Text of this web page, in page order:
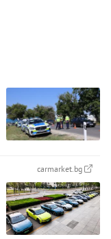
carmarket.bg